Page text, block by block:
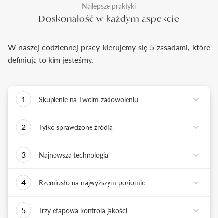
Najlepsze praktyki
Doskonałość w każdym aspekcie
W naszej codziennej pracy kierujemy się 5 zasadami, które
definiują to kim jesteśmy.
1
Skupienie na Twoim zadowoleniu
zadanie - dostarczyć Ci biżuterię i doświadczenie,
2
Tylko sprawdzone źródła
sprawdzonych źródłach pochodzenia i
potwierdzone jest wieloletnią obecnością na rynku.
3
Najnowsza technologia
złotniczego z możliwościami najnowszych
nowatorskich rozwiązań.
4
Rzemiosło na najwyższym poziomie
doskonały. Każdy z naszych złotników, tworzy
5
Trzy etapowa kontrola jakości